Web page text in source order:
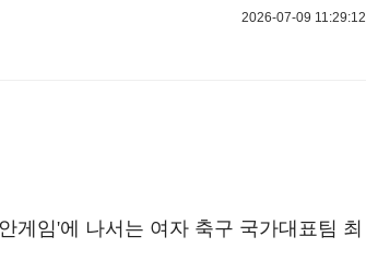
2026-07-09 11:29:12
게임'에 나서는 여자 축구 국가대표팀 최